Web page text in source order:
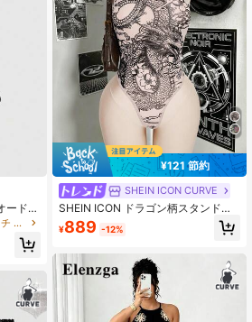
ード
ッシュ
ボデ
に 高ストレッチ プラスサイズのジャンプスーツとボディスーツ
¥121 節約
SHEIN ICON CURVE
SHEIN ICON ドラゴン柄スタンドカ
ラー ノースリーブ ボディスーツ (プ
ラスサイズ用)
¥889 -12%